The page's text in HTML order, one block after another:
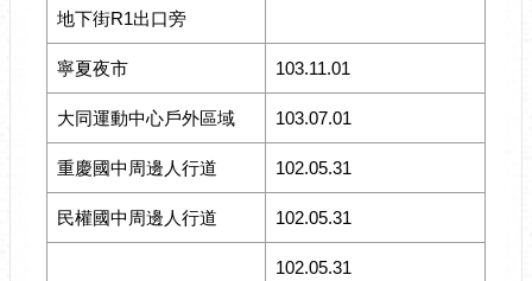
地下街R1出口旁
寧夏夜市 103.11.01
大同運動中心戶外區域 103.07.01
重慶國中周邊人行道 102.05.31
民權國中周邊人行道 102.05.31
102.05.31